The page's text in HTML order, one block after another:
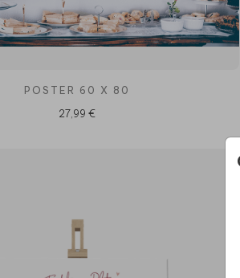
POSTER 60 X 80
27,99 €